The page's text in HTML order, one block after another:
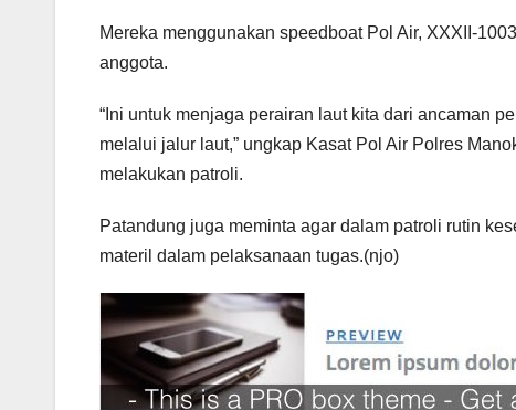
Mereka menggunakan speedboat Pol Air, XXXII-
anggota.
“Ini untuk menjaga perairan laut kita dari ancaman
melalui jalur laut,” ungkap Kasat Pol Air Polres
melakukan patroli.
Patandung juga meminta agar dalam patroli rutin
materil dalam pelaksanaan tugas.(njo)